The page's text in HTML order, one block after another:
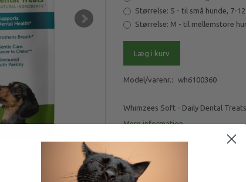
Størrelse: S - til små hunde, 7-
Størrelse: M - til mellemstore
Læg i kurv
Model/varenr.: wh6100360
Whimzees Soft - Daily Dental
Mere information